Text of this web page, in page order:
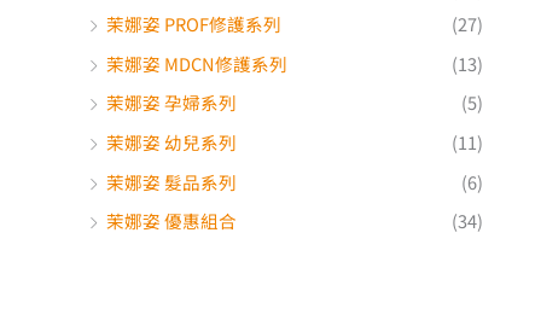
茉娜姿 PROF修護系列
(27)
茉娜姿 MDCN修護系列
(13)
茉娜姿 孕婦系列
(5)
茉娜姿 幼兒系列
(11)
茉娜姿 髮品系列
(6)
茉娜姿 優惠組合
(34)